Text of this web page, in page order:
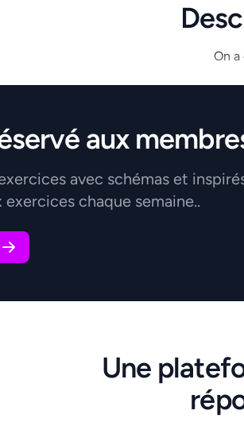
On a
aux
avec schémas et
chaque semaine..
Une